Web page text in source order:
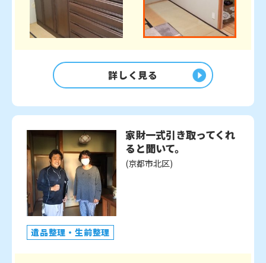
詳しく見る
家財一式引き取ってくれ
ると聞いて。
(京都市北区)
遺品整理・生前整理